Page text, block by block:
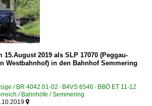
15.August 2019 als SLP 17070 (Peggau-
Westbahnhof) in den Bahnhof Semmering
/ BR 4042.01-02 · B4VS 6546 · BBÖ ET 11-12
/ Bahnhöfe / Semmering
